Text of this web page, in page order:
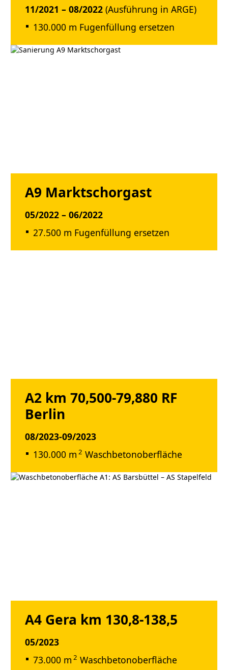
11/2021 – 08/2022 (Ausführung in ARGE)
130.000 m Fugenfüllung ersetzen
A9 Marktschorgast
05/2022 – 06/2022
27.500 m Fugenfüllung ersetzen
A2 km 70,500-79,880 RF
Berlin
08/2023-09/2023
130.000 m 2 Waschbetonoberfläche
A4 Gera km 130,8-138,5
05/2023
73.000 m 2 Waschbetonoberfläche